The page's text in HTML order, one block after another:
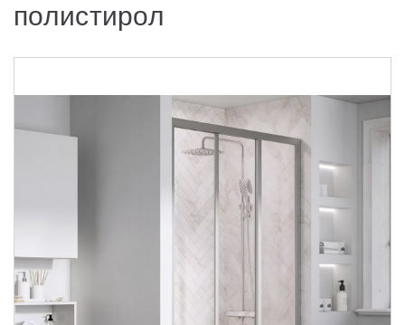
Душевые двери
Поддоны для душа
Полотенцесушители
Гидромассаж для ванны
Душевые каналы
полистирол